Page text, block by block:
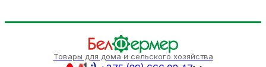
Товары для дома и сельского хозяйства